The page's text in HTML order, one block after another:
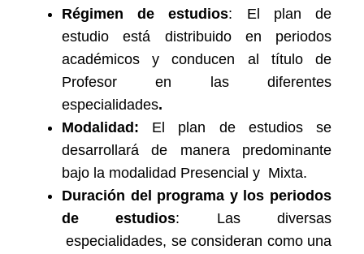
Régimen de estudios: El plan de
estudio está distribuido en periodos
académicos y conducen al título de
Profesor en las diferentes
especialidades.
Modalidad: El plan de estudios se
desarrollará de manera predominante
bajo la modalidad Presencial y Mixta.
Duración del programa y los periodos
de estudios: Las diversas
especialidades, se consideran como una